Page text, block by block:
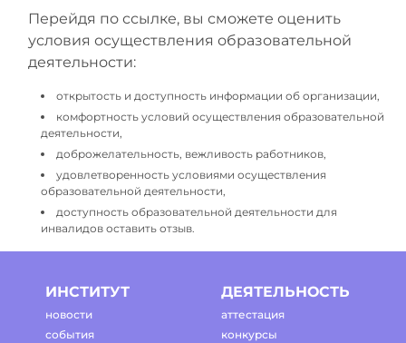
Перейдя по ссылке, вы сможете оценить
условия осуществления образовательной
деятельности:
открытость и доступность информации об организации,
комфортность условий осуществления образовательной
деятельности,
доброжелательность, вежливость работников,
удовлетворенность условиями осуществления
образовательной деятельности,
доступность образовательной деятельности для
инвалидов оставить отзыв.
ИНСТИТУТ
новости
события
ДЕЯТЕЛЬНОСТЬ
аттестация
конкурсы